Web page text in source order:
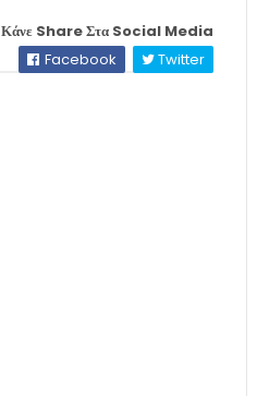
Κάνε Share Στα Social Media
Facebook
Twitter